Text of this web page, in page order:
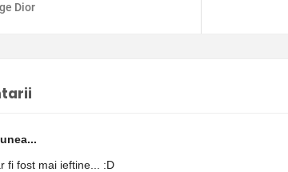
Dior
fi fost mai ieftine... :D